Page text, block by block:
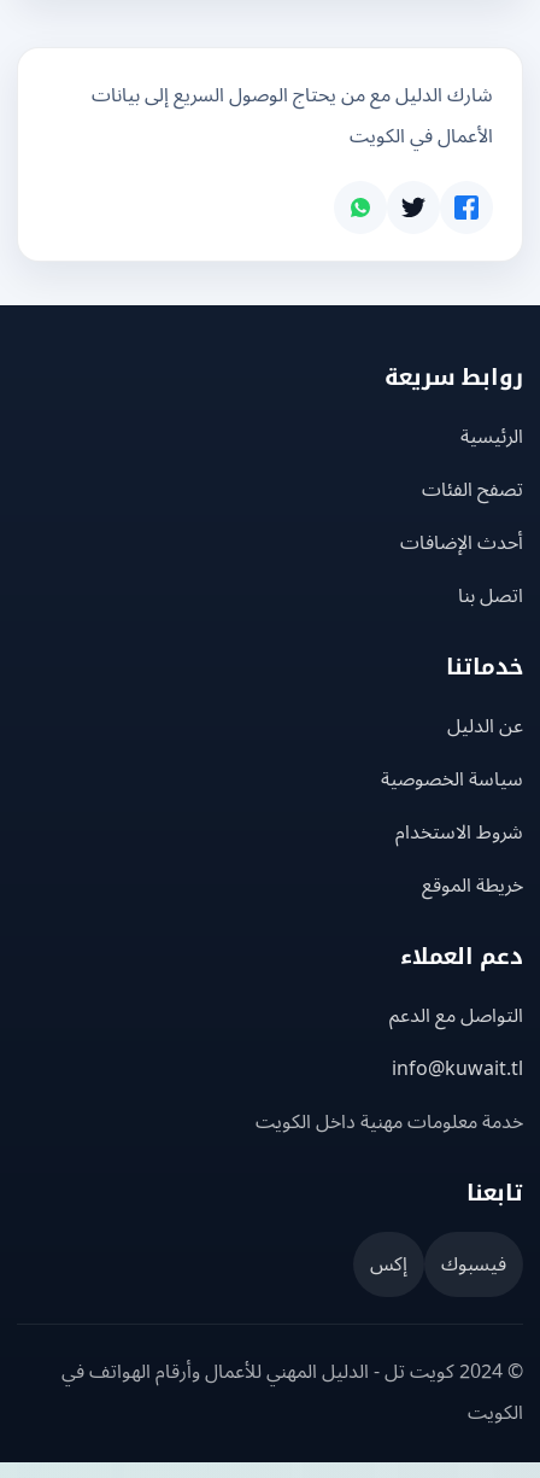
شارك الدليل مع من يحتاج الوصول السريع إلى بيانات
الأعمال في الكويت
سريعة
الفئات
الإضافات
بنا
الخصوصية
الاستخدام
الموقع
العملاء
مع الدعم
معلومات مهنية داخل الكويت
إكس
© 2024 كويت تل - الدليل المهني للأعمال وأرقام الهواتف في